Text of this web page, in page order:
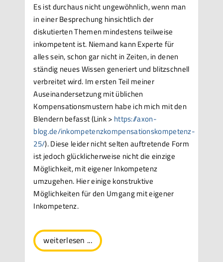
Es ist durchaus nicht ungewöhnlich, wenn man
in einer Besprechung hinsichtlich der
diskutierten Themen mindestens teilweise
inkompetent ist. Niemand kann Experte für
alles sein, schon gar nicht in Zeiten, in denen
ständig neues Wissen generiert und blitzschnell
verbreitet wird. Im ersten Teil meiner
Auseinandersetzung mit üblichen
Kompensationsmustern habe ich mich mit den
Blendern befasst (Link > https://axon-
blog.de/inkompetenzkompensationskompetenz-
25/). Diese leider nicht selten auftretende Form
ist jedoch glücklicherweise nicht die einzige
Möglichkeit, mit eigener Inkompetenz
umzugehen. Hier einige konstruktive
Möglichkeiten für den Umgang mit eigener
Inkompetenz.
weiterlesen ...